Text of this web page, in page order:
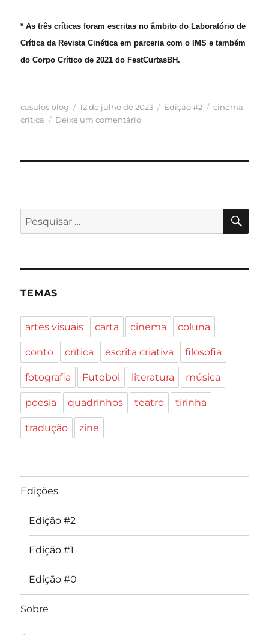
* As três críticas foram escritas no âmbito do Laboratório de
Crítica da Revista Cinética em parceria com o IMS e também
do Corpo Crítico de 2021 do FestCurtasBH.
Autor
casulos blog
Publicado
em
12 de julho de 2023 Categorias
Edição #2 Tags
cinema,
crítica
Deixe um comentárioem
Pesquisar
por:
TEMAS
artes visuais carta cinema coluna
conto crítica escrita criativa filosofia
fotografia Futebol literatura música
poesia quadrinhos teatro tirinha
tradução zine
Edições
Edição #2
Edição #1
Edição #0
Sobre